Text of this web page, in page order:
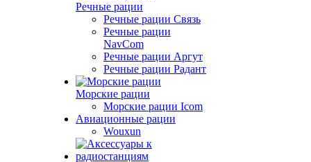
Речные рации
Речные рации Связь
Речные рации
NavCom
Речные рации Аргут
Речные рации Радант
Морские рации
Морские рации Icom
Авиационные рации
Wouxun